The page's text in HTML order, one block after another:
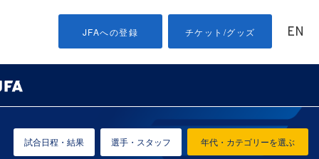
JFAへの登録 チケット/グッズ EN
年代・カテゴリーを選ぶ
試合日程・結果 選手・スタッフ